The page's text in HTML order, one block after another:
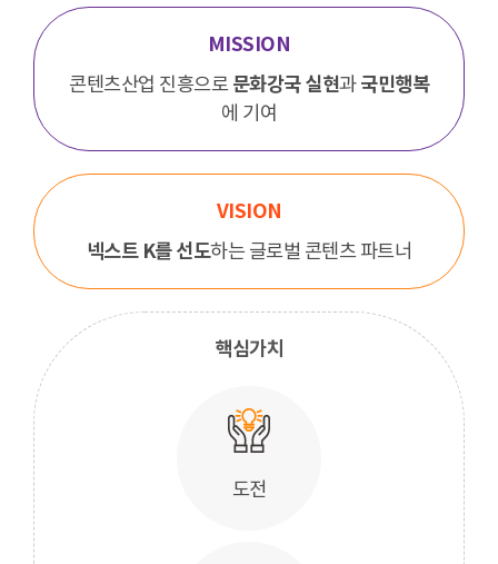
MISSION
콘텐츠산업 진흥으로문화강국 실현과국민행복
에 기여
VISION
넥스트 K를 선도하는 글로벌 콘텐츠 파트너
핵심가치
도전